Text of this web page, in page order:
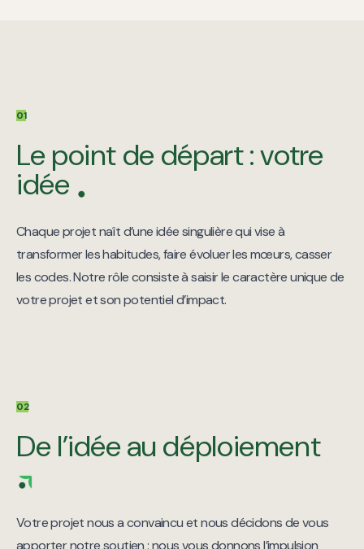
01
Le point de départ : votre
idée
Chaque projet naît d’une idée singulière qui vise à
transformer les habitudes, faire évoluer les mœurs, casser
les codes. Notre rôle consiste à saisir le caractère unique de
votre projet et son potentiel d’impact.
02
De l’idée au déploiement
Votre projet nous a convaincu et nous décidons de vous
apporter notre soutien : nous vous donnons l’impulsion